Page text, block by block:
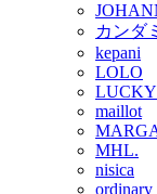
カンダ
kepani
LOLO
LUCKY
maillot
MHL.
nisica
ordinary